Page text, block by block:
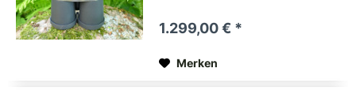
auch die neue 335L mit 7 Stunden
einem...
1.299,00 € *
Merken